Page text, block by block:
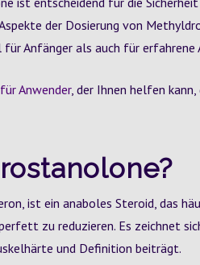
der Dosierung von
Anfänger als auch für erfahrene
Anwender, der Ihnen helfen
ist ein anaboles Steroid, das
zu reduzieren. Es zeichnet
und Definition beiträgt.